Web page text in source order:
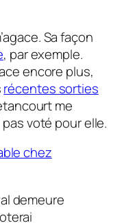
Sa façon
, par exemple.
encore plus,
récentes sorties
me
voté pour elle.
chez
demeure